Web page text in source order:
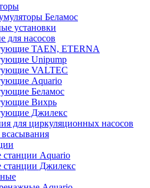
Беламос
установки
для насосов
TAEN, ETERNA
Unipump
VALTEC
Аquario
Беламос
Вихрь
Джилекс
для циркуляционных насосов
станции Аquario
станции Джилекс